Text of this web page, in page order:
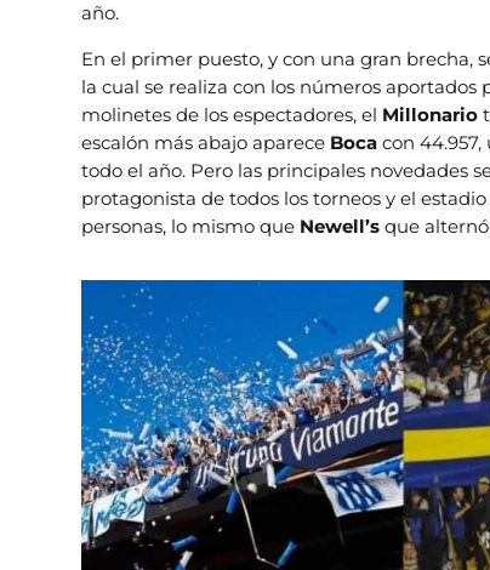
año.
En el primer puesto, y con una gran brecha,
la cual se realiza con los números aportados
molinetes de los espectadores, el Millonario
escalón más abajo aparece Boca con
todo el año. Pero las principales novedades
protagonista de todos los torneos y el estadio
personas, lo mismo que Newell’s que